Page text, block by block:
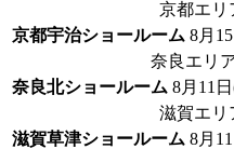
京都エリ
京都宇治ショールーム 8月
奈良エリ
奈良北ショールーム 8月11
滋賀エリ
滋賀草津ショールーム 8月